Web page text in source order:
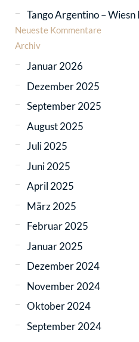
Tango Argentino –
Neueste Kommentare
Archiv
Januar 2026
Dezember 2025
September 2025
August 2025
Juli 2025
Juni 2025
April 2025
März 2025
Februar 2025
Januar 2025
Dezember 2024
November 2024
Oktober 2024
September 2024